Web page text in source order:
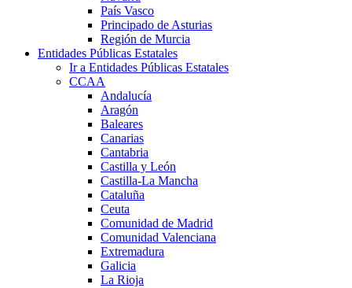
País Vasco
Principado de Asturias
Región de Murcia
Entidades Públicas Estatales
Ir a Entidades Públicas Estatales
CCAA
Andalucía
Aragón
Baleares
Canarias
Cantabria
Castilla y León
Castilla-La Mancha
Cataluña
Ceuta
Comunidad de Madrid
Comunidad Valenciana
Extremadura
Galicia
La Rioja